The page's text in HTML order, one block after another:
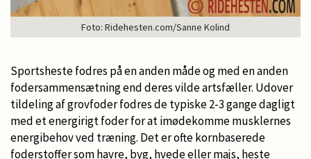
Foto: Ridehesten.com/Sanne Kolind
Sportsheste fodres på en anden måde og med en anden
fodersammensætning end deres vilde artsfæller. Udover
tildeling af grovfoder fodres de typiske 2-3 gange dagligt
med et energirigt foder for at imødekomme musklernes
energibehov ved træning. Det er ofte kornbaserede
foderstoffer som havre, byg, hvede eller majs, heste